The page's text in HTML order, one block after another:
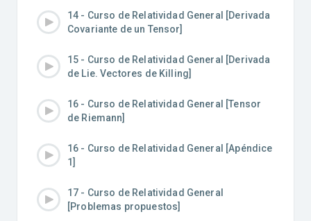
14 - Curso de Relatividad General [Derivada
Covariante de un Tensor]
15 - Curso de Relatividad General [Derivada
de Lie. Vectores de Killing]
16 - Curso de Relatividad General [Tensor
de Riemann]
16 - Curso de Relatividad General [Apéndice
1]
17 - Curso de Relatividad General
[Problemas propuestos]